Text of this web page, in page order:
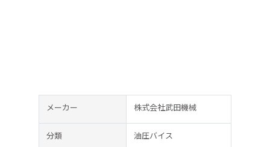
メーカー 株式会社武田機械
分類 油圧バイス